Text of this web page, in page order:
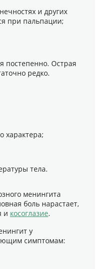
и других
при пальпации;
постепенно. Острая
редко.
характера;
тела.
менингита
боль нарастает,
и косоглазие.
у
симптомам: